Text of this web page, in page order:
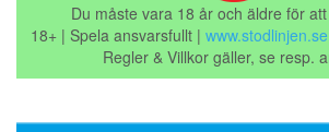
Du måste vara 18 år och äldre för
18+ | Spela ansvarsfullt | www.stodlinjen.se
Regler & Villkor gäller, se resp.